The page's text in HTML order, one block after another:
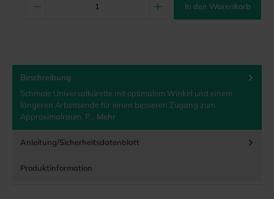
In den Warenkorb
Beschreibung
Schmale Universalkürette mit optimalem Winkel und einem
längeren Arbeitsende für einen besseren Zugang zum
Approximalraum. P… Mehr
Anleitung/Sicherheitsdatenblatt
Produktinformation